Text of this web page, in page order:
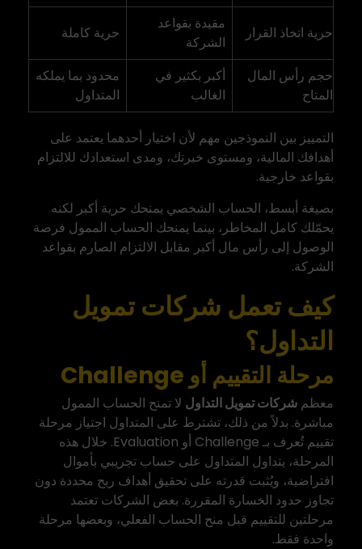
حرية اتخاذ القرار
مقيدة بقواعد
الشركة
حرية كاملة
حجم رأس المال
المتاح
أكبر بكثير في
الغالب
محدود بما يملكه
المتداول
التمييز بين النموذجين مهم لأن اختيار أحدهما يعتمد على
أهدافك المالية، ومستوى خبرتك، ومدى استعدادك للالتزام
بقواعد خارجية.
بصيغة أبسط، الحساب الشخصي يمنحك حرية أكبر لكنه
يحمّلك كامل المخاطر، بينما يمنحك الحساب الممول فرصة
الوصول إلى رأس مال أكبر مقابل الالتزام الصارم بقواعد
الشركة.
كيف تعمل شركات تمويل
التداول؟
مرحلة التقييم أو Challenge
معظم شركات تمويل التداول لا تمنح الحساب الممول
مباشرة. بدلاً من ذلك، تشترط على المتداول اجتياز مرحلة
تقييم تُعرف بـ Challenge أو Evaluation. خلال هذه
المرحلة، يتداول المتداول على حساب تجريبي بأموال
افتراضية، ويُثبت قدرته على تحقيق أهداف ربح محددة دون
تجاوز حدود الخسارة المقررة. بعض الشركات تعتمد
مرحلتين للتقييم قبل منح الحساب الفعلي، وبعضها مرحلة
واحدة فقط.